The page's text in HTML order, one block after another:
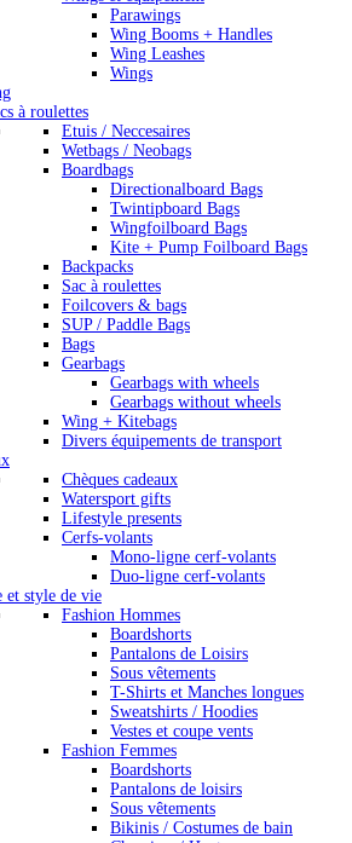
Parawings
Wing Booms + Handles
Wing Leashes
Wings
à roulettes
Etuis / Neccesaires
Wetbags / Neobags
Boardbags
Directionalboard Bags
Twintipboard Bags
Wingfoilboard Bags
Kite + Pump Foilboard Bags
Backpacks
Sac à roulettes
Foilcovers & bags
SUP / Paddle Bags
Bags
Gearbags
Gearbags with wheels
Gearbags without wheels
Wing + Kitebags
Divers équipements de transport
Chèques cadeaux
Watersport gifts
Lifestyle presents
Cerfs-volants
Mono-ligne cerf-volants
Duo-ligne cerf-volants
et style de vie
Fashion Hommes
Boardshorts
Pantalons de Loisirs
Sous vêtements
T-Shirts et Manches longues
Sweatshirts / Hoodies
Vestes et coupe vents
Fashion Femmes
Boardshorts
Pantalons de loisirs
Sous vêtements
Bikinis / Costumes de bain